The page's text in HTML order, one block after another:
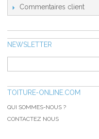
Commentaires client
NEWSLETTER
TOITURE-ONLINE.COM
QUI SOMMES-NOUS ?
CONTACTEZ NOUS